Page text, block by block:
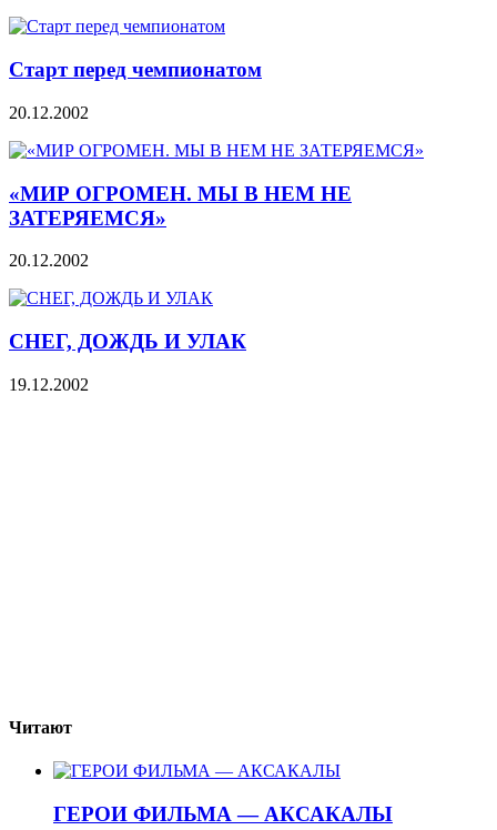
Старт перед чемпионатом
20.12.2002
«МИР ОГРОМЕН. МЫ В НЕМ НЕ
ЗАТЕРЯЕМСЯ»
20.12.2002
СНЕГ, ДОЖДЬ И УЛАК
19.12.2002
Читают
ГЕРОИ ФИЛЬМА — АКСАКАЛЫ